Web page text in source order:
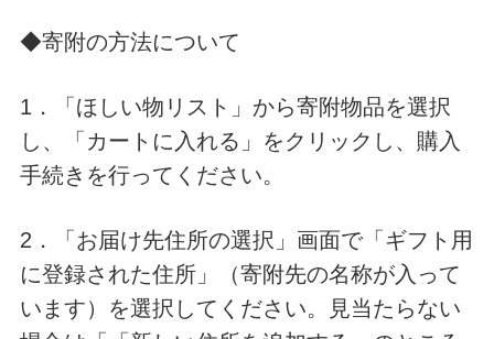
◆寄附の方法について
1．「ほしい物リスト」から寄附物品を選択
し、「カートに入れる」をクリックし、購入
手続きを行ってください。
2．「お届け先住所の選択」画面で「ギフト用
に登録された住所」（寄附先の名称が入って
います）を選択してください。見当たらない